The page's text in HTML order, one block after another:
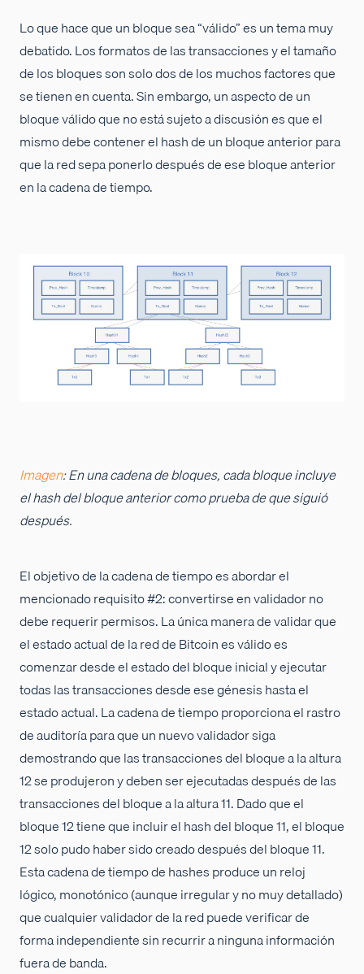
Lo que hace que un bloque sea “válido” es un tema muy
debatido. Los formatos de las transacciones y el tamaño
de los bloques son solo dos de los muchos factores que
se tienen en cuenta. Sin embargo, un aspecto de un
bloque válido que no está sujeto a discusión es que el
mismo debe contener el hash de un bloque anterior para
que la red sepa ponerlo después de ese bloque anterior
en la cadena de tiempo.
Imagen: En una cadena de bloques, cada bloque incluye
el hash del bloque anterior como prueba de que siguió
después.
El objetivo de la cadena de tiempo es abordar el
mencionado requisito #2: convertirse en validador no
debe requerir permisos. La única manera de validar que
el estado actual de la red de Bitcoin es válido es
comenzar desde el estado del bloque inicial y ejecutar
todas las transacciones desde ese génesis hasta el
estado actual. La cadena de tiempo proporciona el rastro
de auditoría para que un nuevo validador siga
demostrando que las transacciones del bloque a la altura
12 se produjeron y deben ser ejecutadas después de las
transacciones del bloque a la altura 11. Dado que el
bloque 12 tiene que incluir el hash del bloque 11, el bloque
12 solo pudo haber sido creado después del bloque 11.
Esta cadena de tiempo de hashes produce un reloj
lógico, monotónico (aunque irregular y no muy detallado)
que cualquier validador de la red puede verificar de
forma independiente sin recurrir a ninguna información
fuera de banda.